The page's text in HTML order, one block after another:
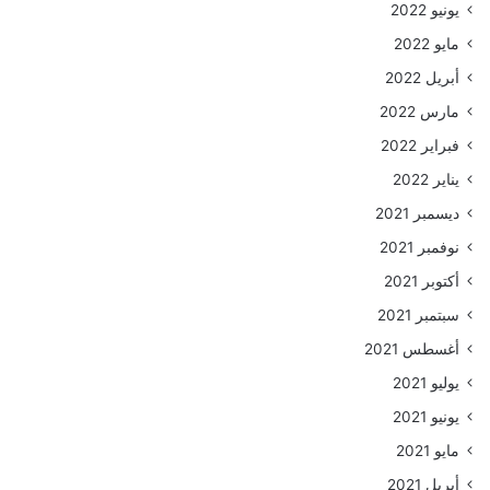
يونيو 2022
مايو 2022
أبريل 2022
مارس 2022
فبراير 2022
يناير 2022
ديسمبر 2021
نوفمبر 2021
أكتوبر 2021
سبتمبر 2021
أغسطس 2021
يوليو 2021
يونيو 2021
مايو 2021
أبريل 2021